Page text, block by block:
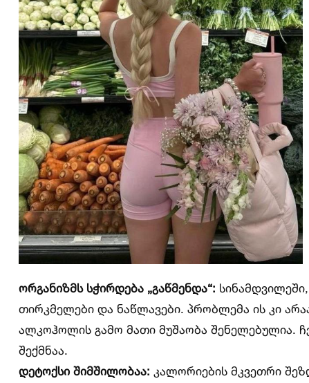
ორგანიზმს სჭირდება „გაწმენდა“:
თირკმელები და ნაწლავები. პრობლემა ის კი
ალკოჰოლის გამო მათი მუშაობა შენელებულია.
შექმნაა.
დეტოქსი შიმშილობაა: კალორიების მკვეთრი